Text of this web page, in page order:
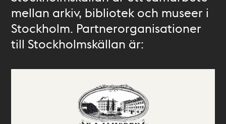
mellan arkiv, bibliotek och museer i
Stockholm. Partnerorganisationer
till Stockholmskällan är: